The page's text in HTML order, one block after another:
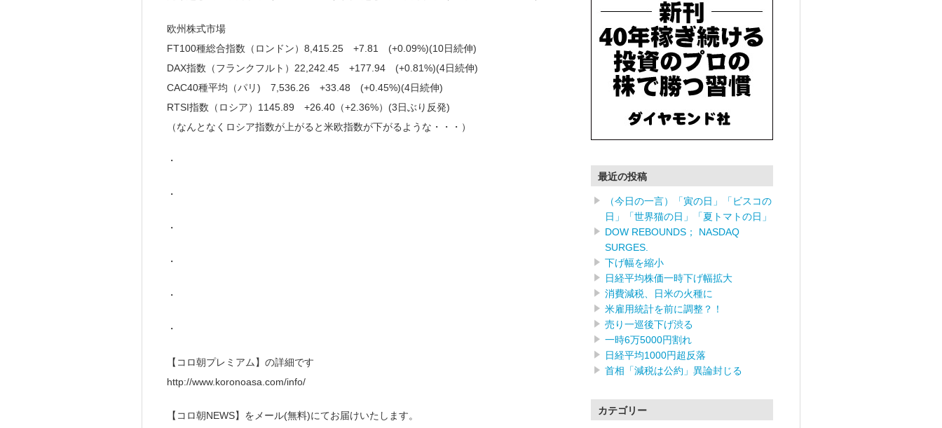
欧州株式市場
FT100種総合指数（ロンドン）8,415.25 +7.81 (+0.09%)(10日続伸)
DAX指数（フランクフルト）22,242.45 +177.94 (+0.81%)(4日続伸)
CAC40種平均（パリ) 7,536.26 +33.48 (+0.45%)(4日続伸)
RTSI指数（ロシア）1145.89 +26.40（+2.36%）(3日ぶり反発)
（なんとなくロシア指数が上がると米欧指数が下がるような・・・）
・
・
・
・
・
・
【コロ朝プレミアム】の詳細です
http://www.koronoasa.com/info/
【コロ朝NEWS】をメール(無料)にてお届けいたします。
最近の投稿
（今日の一言）「寅の日」「ビスコの
日」「世界猫の日」「夏トマトの日」
DOW REBOUNDS； NASDAQ
SURGES.
下げ幅を縮小
日経平均株価一時下げ幅拡大
消費減税、日米の火種に
米雇用統計を前に調整？！
売り一巡後下げ渋る
一時6万5000円割れ
日経平均1000円超反落
首相「減税は公約」異論封じる
カテゴリー